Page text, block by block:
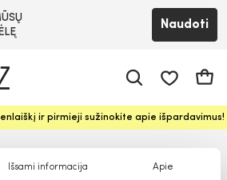
Išsami informacija Apie
Naudoti
ir pirmieji sužinokite apie išpardavimus!